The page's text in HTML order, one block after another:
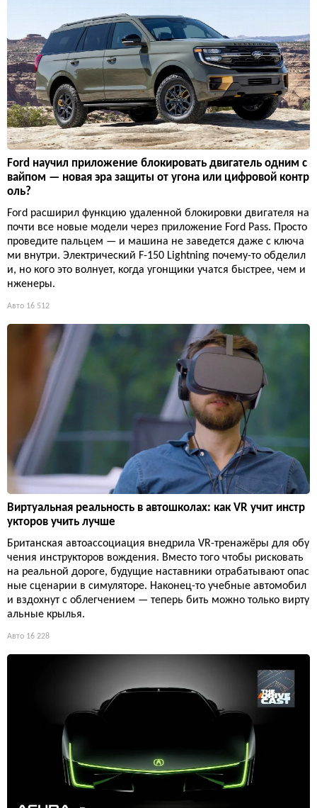
Ford научил приложение блокировать двигатель одним с
вайпом — новая эра защиты от угона или цифровой контр
оль?
Ford расширил функцию удаленной блокировки двигателя на
почти все новые модели через приложение Ford Pass. Просто
проведите пальцем — и машина не заведется даже с ключа
ми внутри. Электрический F-150 Lightning почему-то обделил
и, но кого это волнует, когда угонщики учатся быстрее, чем и
нженеры.
Авто 16 512
Виртуальная реальность в автошколах: как VR учит инстр
укторов учить лучше
Британская автоассоциация внедрила VR-тренажёры для обу
чения инструкторов вождения. Вместо того чтобы рисковать
на реальной дороге, будущие наставники отрабатывают опас
ные сценарии в симуляторе. Наконец-то учебные автомобил
и вздохнут с облегчением — теперь бить можно только вирту
альные крылья.
Авто 16 228